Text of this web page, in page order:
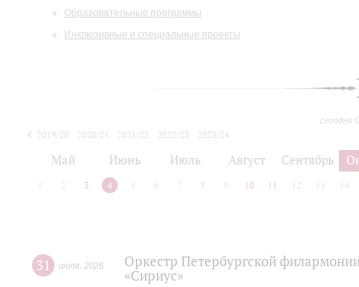
Образовательные программы
Инклюзивные и специальные проекты
сегодня
2019/20 2020/21 2021/22 2022/23
2023/24
Май Июнь Июль Август Сентябрь
2 3 4 5 6 7 8 9 10 11 12 13 14
31 июля 2026
Оркестр Петербургской
«Сириус»